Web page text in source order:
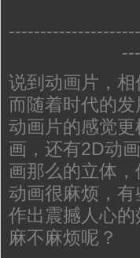
说到动画片，
而随着时代的
动画片的感觉
画，还有2D动
画那么的立体
动画很麻烦，
作出震撼人心
麻不麻烦呢？